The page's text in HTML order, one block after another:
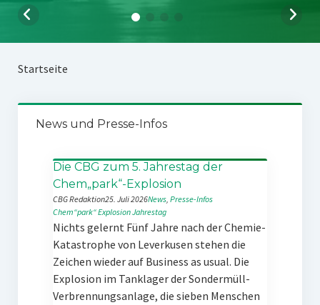
Startseite
News und Presse-Infos
Die CBG zum 5. Jahrestag der
Chem„park“-Explosion
CBG Redaktion25. Juli 2026News, Presse-Infos
Chem“park“ExplosionJahrestag
Nichts gelernt Fünf Jahre nach der Chemie-
Katastrophe von Leverkusen stehen die
Zeichen wieder auf Business as usual. Die
Explosion im Tanklager der Sondermüll-
Verbrennungsanlage, die sieben Menschen